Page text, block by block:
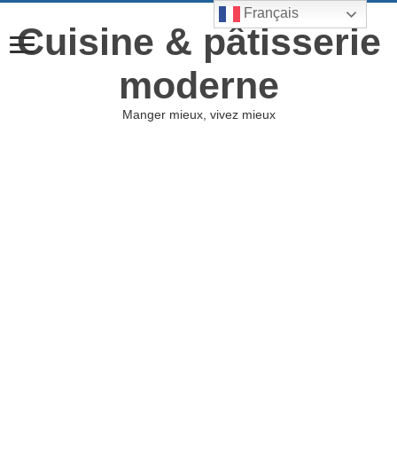
Cuisine & pâtisserie
moderne
Manger mieux, vivez mieux
Français